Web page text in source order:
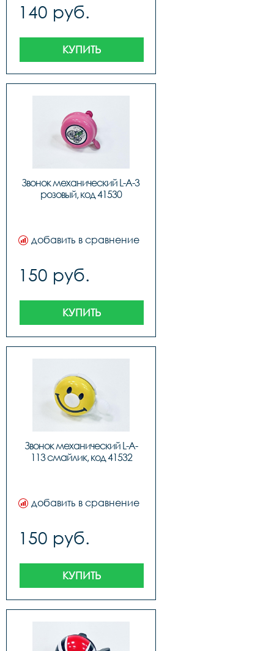
140 руб.
КУПИТЬ
Звонок механический L-A-3
розовый, код 41530
добавить в сравнение
150 руб.
КУПИТЬ
Звонок механический L-A-
113 смайлик, код 41532
добавить в сравнение
150 руб.
КУПИТЬ